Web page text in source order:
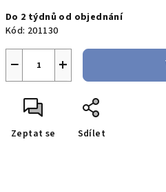
Do 2 týdnů od objednání
Kód: 201130
+
−
Zeptat se Sdílet